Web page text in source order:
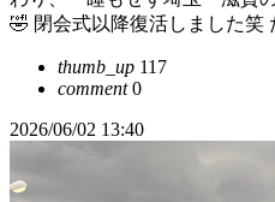
🤣 閉会式以降復活しました笑
thumb_up 117
comment0
2026/06/02 13:40